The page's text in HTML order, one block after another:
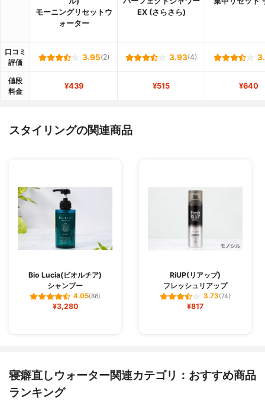
モーニングリセットウ
ォーター
EX (さらさら)
口コミ
評価
3.95(2) 3.93(4)
値段
料金
¥439 ¥515 ¥640
スタイリングの関連商品
Bio Lucia(ビオルチア)
シャンプー
4.05(86)
¥3,280
RiUP(リアップ)
フレッシュリアップ
3.73(74)
¥817
寝癖直しウォーター関連カテゴリ：おすすめ商品
ランキング